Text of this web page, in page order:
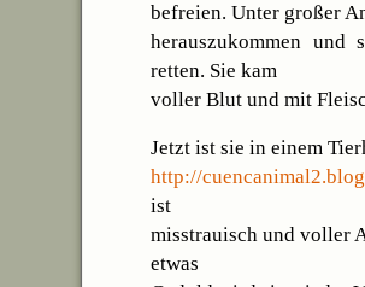
befreien. Unter großer
herauszukommen
retten. Sie kam
voller Blut und mit
Jetzt ist sie in einem
http://
ist
misstrauisch und voller
etwas